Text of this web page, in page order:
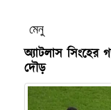
মেনু
অ্যাটলাস সিংহের
দৌড়